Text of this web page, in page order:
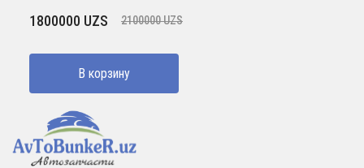
2100000UZS
Первоначальная
составляла
2100000 UZS.
1800000 UZS
Текущая
1800000 UZS.
В корзину